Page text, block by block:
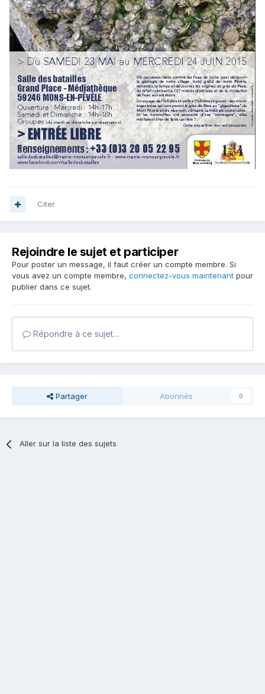
Citer
Rejoindre le sujet et participer
Pour poster un message, il faut créer un compte membre. Si
vous avez un compte membre, connectez-vous maintenant pour
publier dans ce sujet.
Répondre à ce sujet…
Partager Abonnés 0
Aller sur la liste des sujets